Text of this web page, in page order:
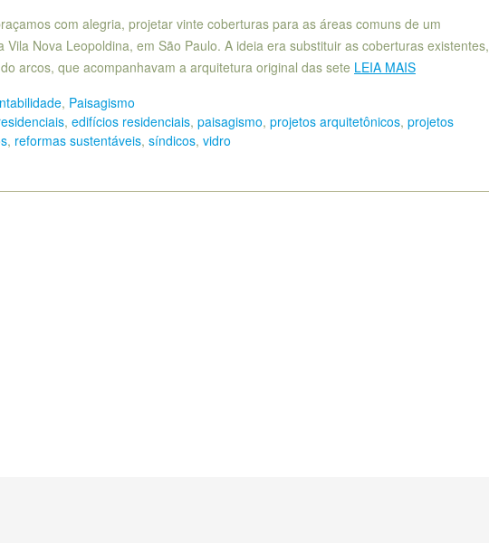
com alegria, projetar vinte coberturas para as áreas comuns de um
Nova Leopoldina, em São Paulo. A ideia era substituir as coberturas existentes,
arcos, que acompanhavam a arquitetura original das sete LEIA MAIS
, Paisagismo
, edifícios residenciais, paisagismo, projetos arquitetônicos, projetos
, reformas sustentáveis, síndicos, vidro